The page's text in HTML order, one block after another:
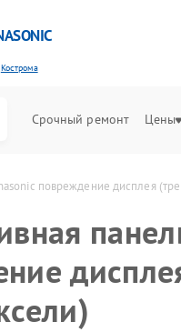
Кострома
Срочный ремонт Цены
повреждение дисплея